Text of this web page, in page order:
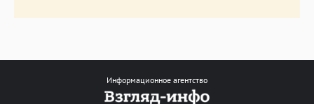
Информационное агентство